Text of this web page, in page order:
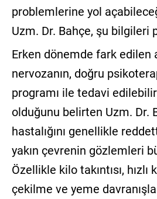
problemlerine yol
Uzm. Dr. Bahçe, şu bilgileri
Erken dönemde fark edilen
nervozanın, doğru
programı ile tedavi
olduğunu belirten Uzm. Dr.
hastalığını genellikle
yakın çevrenin gözlemleri
Özellikle kilo takıntısı, hızlı
çekilme ve yeme